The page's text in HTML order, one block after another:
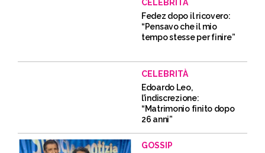
CELEBRITÀ
Fedez dopo il ricovero:
“Pensavo che il mio
tempo stesse per finire”
CELEBRITÀ
Edoardo Leo,
l’indiscrezione:
“Matrimonio finito dopo
26 anni”
GOSSIP